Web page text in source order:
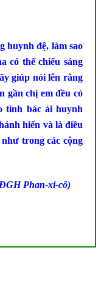
huynh đệ, làm sao
có thể chiếu sáng
giúp nói lên rằng
gần chị em đều có
tình bác ái huynh
hiến và là điều
trong các cộng
Phan-xi-cô)